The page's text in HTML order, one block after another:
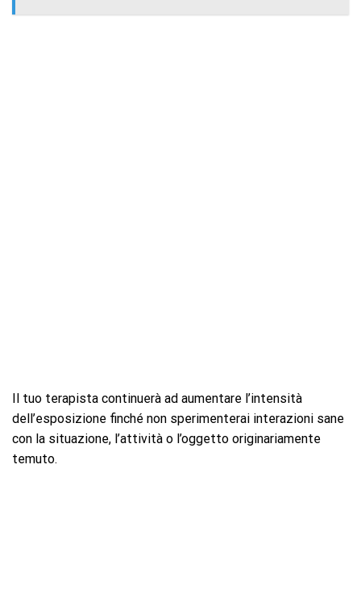
Il tuo terapista continuerà ad aumentare l’intensità
dell’esposizione finché non sperimenterai interazioni sane
con la situazione, l’attività o l’oggetto originariamente
temuto.